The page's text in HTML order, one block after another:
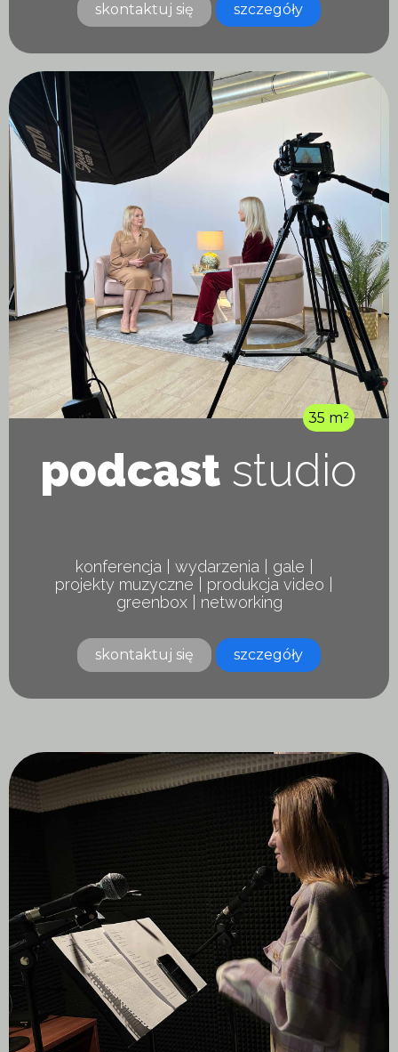
skontaktuj się szczegóły
35 m²
podcast studio
konferencja | wydarzenia | gale |
projekty muzyczne | produkcja video |
greenbox | networking
skontaktuj się szczegóły